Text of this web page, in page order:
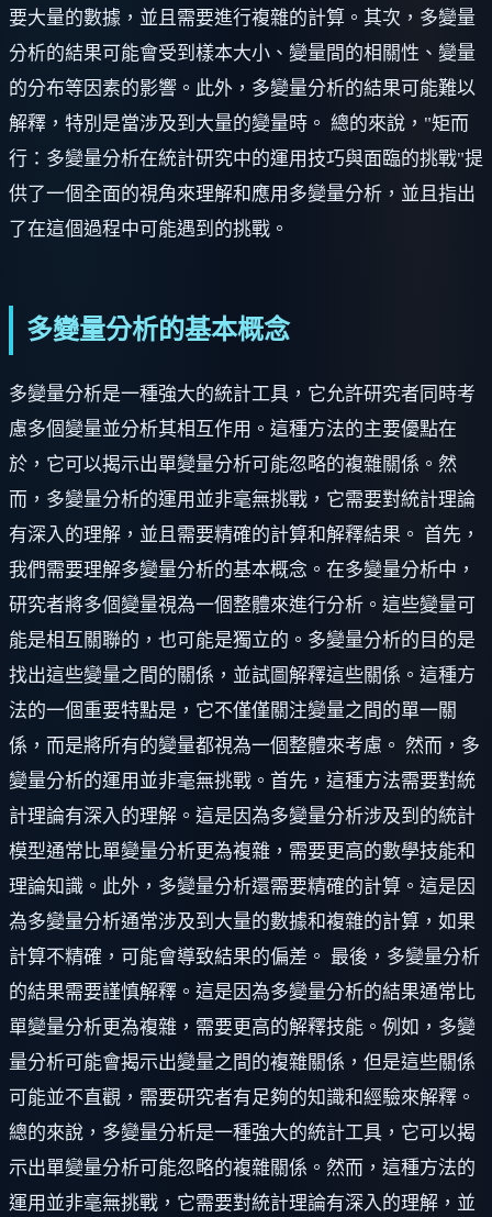
要大量的數據，並且需要進行複雜的計算。其次，多變量
分析的結果可能會受到樣本大小、變量間的相關性、變量
的分布等因素的影響。此外，多變量分析的結果可能難以
解釋，特別是當涉及到大量的變量時。 總的來說，"矩而
行：多變量分析在統計研究中的運用技巧與面臨的挑戰"提
供了一個全面的視角來理解和應用多變量分析，並且指出
了在這個過程中可能遇到的挑戰。
多變量分析的基本概念
多變量分析是一種強大的統計工具，它允許研究者同時考
慮多個變量並分析其相互作用。這種方法的主要優點在
於，它可以揭示出單變量分析可能忽略的複雜關係。然
而，多變量分析的運用並非毫無挑戰，它需要對統計理論
有深入的理解，並且需要精確的計算和解釋結果。 首先，
我們需要理解多變量分析的基本概念。在多變量分析中，
研究者將多個變量視為一個整體來進行分析。這些變量可
能是相互關聯的，也可能是獨立的。多變量分析的目的是
找出這些變量之間的關係，並試圖解釋這些關係。這種方
法的一個重要特點是，它不僅僅關注變量之間的單一關
係，而是將所有的變量都視為一個整體來考慮。 然而，多
變量分析的運用並非毫無挑戰。首先，這種方法需要對統
計理論有深入的理解。這是因為多變量分析涉及到的統計
模型通常比單變量分析更為複雜，需要更高的數學技能和
理論知識。此外，多變量分析還需要精確的計算。這是因
為多變量分析通常涉及到大量的數據和複雜的計算，如果
計算不精確，可能會導致結果的偏差。 最後，多變量分析
的結果需要謹慎解釋。這是因為多變量分析的結果通常比
單變量分析更為複雜，需要更高的解釋技能。例如，多變
量分析可能會揭示出變量之間的複雜關係，但是這些關係
可能並不直觀，需要研究者有足夠的知識和經驗來解釋。
總的來說，多變量分析是一種強大的統計工具，它可以揭
示出單變量分析可能忽略的複雜關係。然而，這種方法的
運用並非毫無挑戰，它需要對統計理論有深入的理解，並